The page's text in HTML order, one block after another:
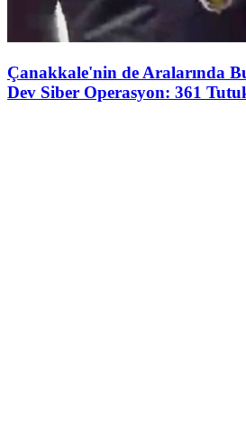
Çanakkale'nin de Aralarında
Dev Siber Operasyon: 361